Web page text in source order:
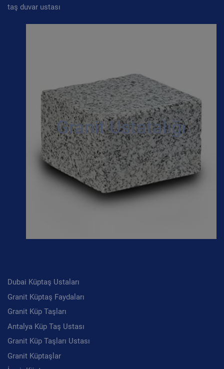
taş duvar ustası
Granit Ustatalığı
Dubai Küptaş Ustaları
Granit Küptaş Faydaları
Granit Küp Taşları
Antalya Küp Taş Ustası
Granit Küp Taşları Ustası
Granit Küptaşlar